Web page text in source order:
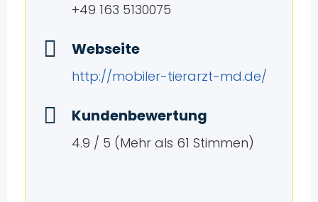
+49 163 5130075
Webseite
http://mobiler-tierarzt-md.de/
Kundenbewertung
4.9 / 5 (Mehr als 61 Stimmen)